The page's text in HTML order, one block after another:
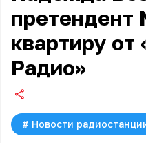
претендент
квартиру от
Радио»
# Новости